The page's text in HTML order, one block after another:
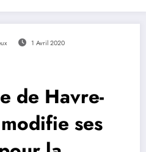
1 Avril 2020
de Havre-
ses